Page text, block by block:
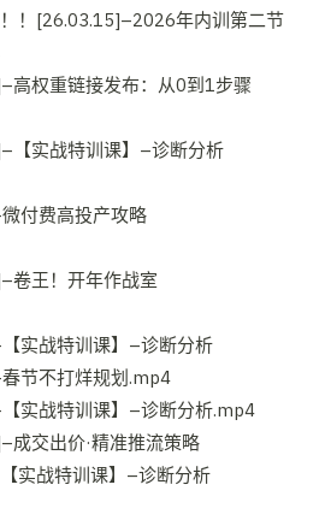
！[26.03.15]–2026年内训第二节
权重链接发布：从0到1步骤
【实战特训课】–诊断分析
付费高投产攻略
卷王！开年作战室
实战特训课】–诊断分析
节不打烊规划.mp4
实战特训课】–诊断分析.mp4
交出价·精准推流策略
实战特训课】–诊断分析